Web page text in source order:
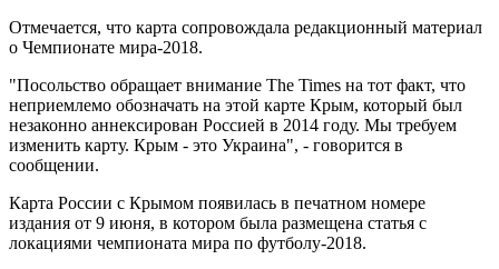
Отмечается, что карта сопровождала редакционный материал
о Чемпионате мира-2018.
"Посольство обращает внимание The Times на тот факт, что
неприемлемо обозначать на этой карте Крым, который был
незаконно аннексирован Россией в 2014 году. Мы требуем
изменить карту. Крым - это Украина", - говорится в
сообщении.
Карта России с Крымом появилась в печатном номере
издания от 9 июня, в котором была размещена статья с
локациями чемпионата мира по футболу-2018.